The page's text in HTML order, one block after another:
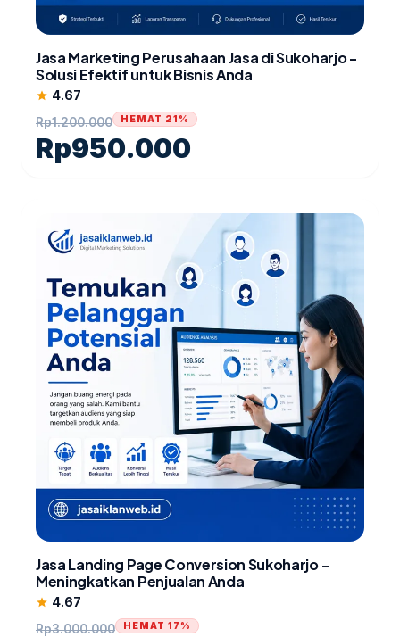
Jasa Marketing Perusahaan Jasa di Sukoharjo -
Solusi Efektif untuk Bisnis Anda
star 4.67
Rp1.200.000
Rp950.000
HEMAT 21%
Jasa Landing Page Conversion Sukoharjo -
Meningkatkan Penjualan Anda
star 4.67
Rp3.000.000 HEMAT 17%